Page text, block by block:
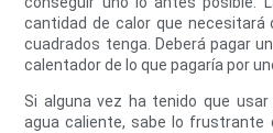
cantidad de calor que necesitará
cuadrados tenga. Deberá pagar
calentador de lo que pagaría por
Si alguna vez ha tenido que
agua caliente, sabe lo frustrante